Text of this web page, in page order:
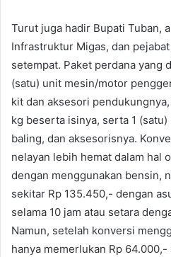
Turut juga hadir Bupati Tuban,
Infrastruktur Migas, dan
setempat. Paket perdana yang
(satu) unit mesin/motor
kit dan aksesori
kg beserta isinya, serta 1
baling, dan aksesorisnya.
nelayan lebih hemat dalam hal
dengan menggunakan bensin,
sekitar Rp 135.450,- dengan
selama 10 jam atau setara
Namun, setelah konversi
hanya memerlukan Rp